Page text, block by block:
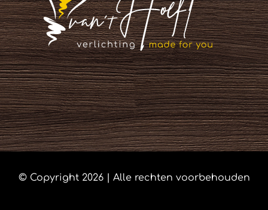
© Copyright 2026 | Alle rechten voorbehouden